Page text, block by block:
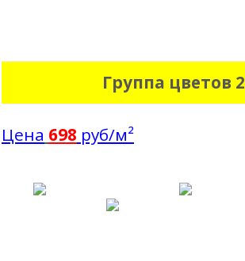
Группа цветов 2
Цена 698 руб/м²